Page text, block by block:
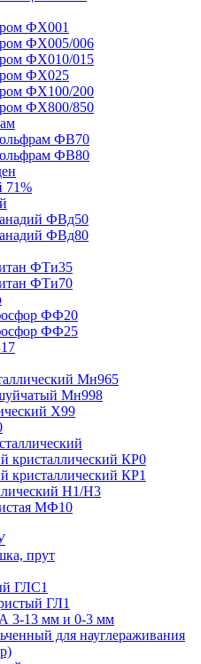
ФХ001
ФХ005/006
ФХ010/015
ФХ025
ФХ100/200
ФХ800/850
ФВ70
ФВ80
71%
ФВд50
ФВд80
ФТи35
ФТи70
ФФ20
ФФ25
Мн965
Мн998
Х99
кристаллический КР0
кристаллический КР1
Н1/Н3
МФ10
прут
ГЛС1
ГЛ1
3-13 мм и 0-3 мм
для науглераживания